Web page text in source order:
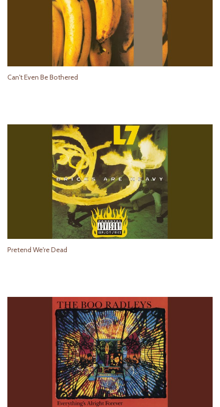
Can't Even Be Bothered
Pretend We're Dead